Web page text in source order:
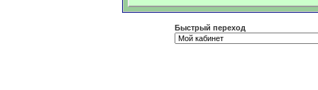
Быстрый переход